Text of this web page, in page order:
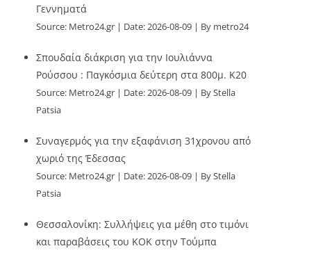
Γεννηματά
Source: Metro24.gr Date: 2026-08-09 By metro24
Σπουδαία διάκριση για την Ιουλιάννα
Ρούσσου : Παγκόσμια δεύτερη στα 800μ. Κ20
Source: Metro24.gr Date: 2026-08-09
By Stella
Patsia
Συναγερμός για την εξαφάνιση 31χρονου από
χωριό της Έδεσσας
Source: Metro24.gr Date: 2026-08-09
By Stella
Patsia
Θεσσαλονίκη: Συλλήψεις για μέθη στο τιμόνι
και παραβάσεις του ΚΟΚ στην Τούμπα